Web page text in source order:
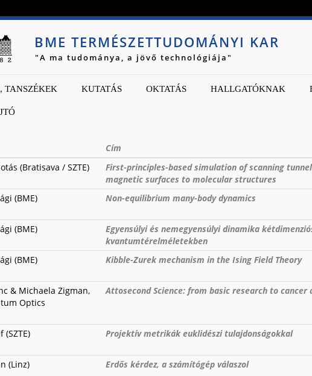
BME TERMÉSZETTUDOMÁNYI KAR
"A ma tudománya, a jövő technológiája"
TANSZÉKEK KUTATÁS OKTATÁS HALLGATÓKNAK
Cím
(Bratisava / SZTE)
First-principles-based simulation of scanning
magnetic surfaces to molecular structures
(BME) Non-equilibrium many-body dynamics
(BME)
Egyensúlyi és nemegyensúlyi dinamika
kvantumtérelméletekben
(BME) Kibble-Zurek mechanism in the Ising Field Theory
& Michaela Zigman,
Optics
Attosecond Science: from basic research to cancer
(SZTE) Projektív metrikák euklidészi tulajdonságokkal
(Linz) Erdős kérdez, a számítógép válaszol